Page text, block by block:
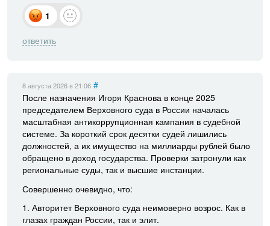
1
ответить
8 августа 2026 в 21:06 #
После назначения Игоря Краснова в конце 2025
председателем Верховного суда в России началась
масштабная антикоррупционная кампания в судебной
системе. За короткий срок десятки судей лишились
должностей, а их имущество на миллиарды рублей было
обращено в доход государства. Проверки затронули как
региональные суды, так и высшие инстанции.
Совершенно очевидно, что:
1. Авторитет Верховного суда неимоверно возрос. Как в
глазах граждан России, так и элит.